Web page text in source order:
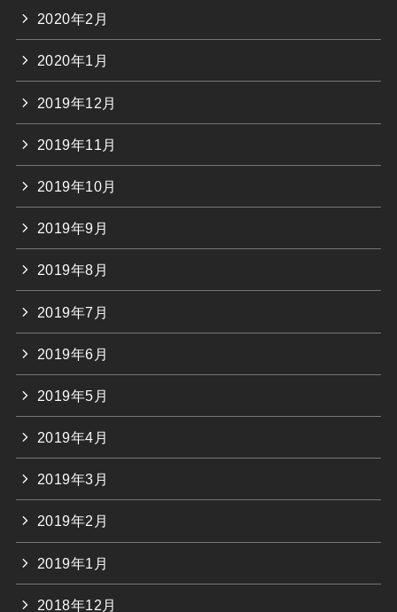
2020年2月
2020年1月
2019年12月
2019年11月
2019年10月
2019年9月
2019年8月
2019年7月
2019年6月
2019年5月
2019年4月
2019年3月
2019年2月
2019年1月
2018年12月